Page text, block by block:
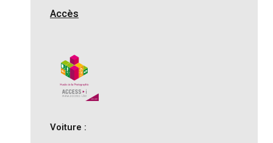
Accès
Voiture :